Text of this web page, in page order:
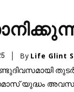
By Life Glint
യുദ്ധം